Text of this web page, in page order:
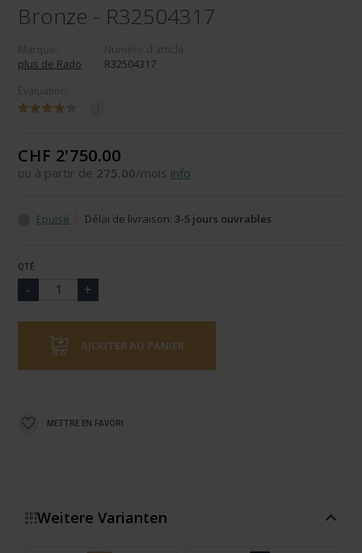
Bronze - R32504317
plus de Rado
R32504317
CHF 2'750.00
ou à partir de 275.00/mois info
Epuisé Délai de livraison: 3-5 jours ouvrables
QTÉ
AJOUTER AU PANIER
METTRE EN FAVORI
Weitere Varianten